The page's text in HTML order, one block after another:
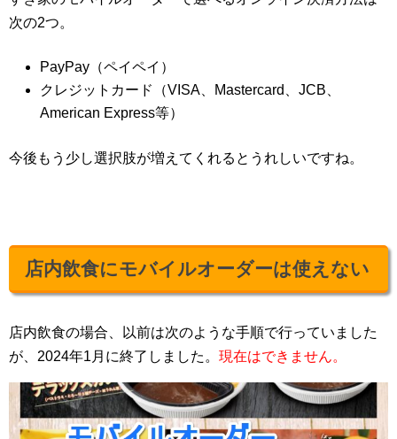
次の2つ。
PayPay（ペイペイ）
クレジットカード（VISA、Mastercard、JCB、
American Express等）
今後もう少し選択肢が増えてくれるとうれしいですね。
店内飲食にモバイルオーダーは使えない
店内飲食の場合、以前は次のような手順で行っていました
が、2024年1月に終了しました。 現在はできません。